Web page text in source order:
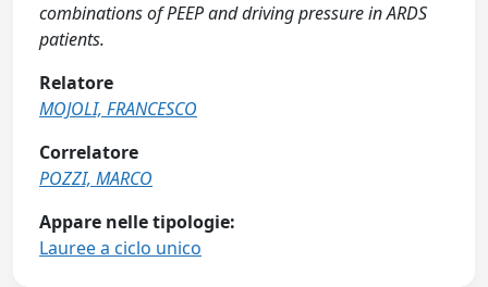
combinations of PEEP and driving pressure in ARDS
patients.
Relatore
MOJOLI, FRANCESCO
Correlatore
POZZI, MARCO
Appare nelle tipologie:
Lauree a ciclo unico